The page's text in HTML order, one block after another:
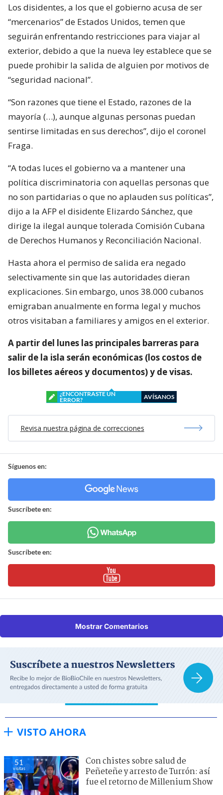
Los disidentes, a los que el gobierno acusa de ser
“mercenarios” de Estados Unidos, temen que
seguirán enfrentando restricciones para viajar al
exterior, debido a que la nueva ley establece que se
puede prohibir la salida de alguien por motivos de
“seguridad nacional”.
“Son razones que tiene el Estado, razones de la
mayoría (…), aunque algunas personas puedan
sentirse limitadas en sus derechos”, dijo el coronel
Fraga.
“A todas luces el gobierno va a mantener una
política discriminatoria con aquellas personas que
no son partidarias o que no aplauden sus políticas”,
dijo a la AFP el disidente Elizardo Sánchez, que
dirige la ilegal aunque tolerada Comisión Cubana
de Derechos Humanos y Reconciliación Nacional.
Hasta ahora el permiso de salida era negado
selectivamente sin que las autoridades dieran
explicaciones. Sin embargo, unos 38.000 cubanos
emigraban anualmente en forma legal y muchos
otros visitaban a familiares y amigos en el exterior.
A partir del lunes las principales barreras para
salir de la isla serán económicas (los costos de
los billetes aéreos y documentos) y de visas.
¿ENCONTRASTE UN
ERROR?
AVÍSANOS
Revisa nuestra página de correcciones
Síguenos en:
Suscríbete en:
Suscríbete en:
Mostrar Comentarios
VISTO AHORA
51
visitas
Con chistes sobre salud de
Peñeteñe y arresto de Turrón: así
fue el retorno de Millenium Show